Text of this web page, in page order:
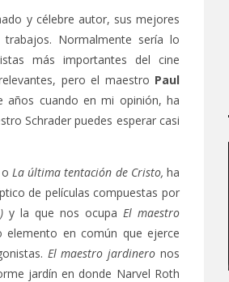
y célebre autor, sus mejores
Normalmente sería lo
más importantes del cine
pero el maestro Paul
años cuando en mi opinión, ha
Schrader puedes esperar casi
La última tentación de Cristo, ha
de películas compuestas por
y la que nos ocupa El maestro
elemento en común que ejerce
El maestro jardinero nos
jardín en donde Narvel Roth